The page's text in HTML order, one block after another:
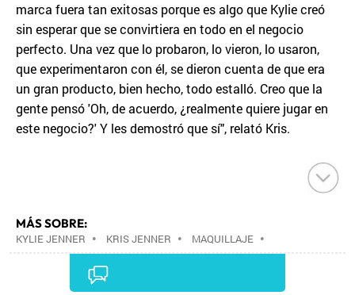
marca fuera tan exitosas porque es algo que Kylie creó
sin esperar que se convirtiera en todo en el negocio
perfecto. Una vez que lo probaron, lo vieron, lo usaron,
que experimentaron con él, se dieron cuenta de que era
un gran producto, bien hecho, todo estalló. Creo que la
gente pensó 'Oh, de acuerdo, ¿realmente quiere jugar en
este negocio?' Y les demostró que sí", relató Kris.
MÁS SOBRE:
KYLIE JENNER • KRIS JENNER • MAQUILLAJE •
BELLEZA CORPORAL•BELLEZA•BIENESTAR•
•SOCIEDAD